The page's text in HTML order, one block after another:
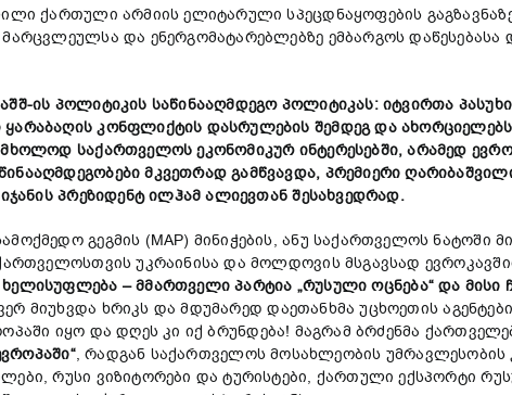
ქართული არმიის ელიტარული სპეცდნაყოფების
და ენერგომატარებლებზე ემბარგოს დაწესებასა
ის პოლიტიკის საწინააღმდეგო პოლიტიკას: იტვირთა
კონფლიქტის დასრულების შემდეგ და
საქართველოს ეკონომიკურ ინტერესებში, არამედ
მკვეთრად გამწვავდა, პრემიერი
პრეზიდენტ ილჰამ ალიევთან შესახვედრად.
გეგმის (MAP) მინიჭების, ანუ საქართველოს ნატოში
უკრაინისა და მოლდოვის მსგავსად
ხელისუფლება –მმართველიპარტია „რუსულიოცნება“და მისი
მიუხვდა ხრიკს და მდუმარედ დაეთანხმა უცხოეთის
იყო და დღეს კი იქ ბრუნდება! მაგრამ ბრძენმა
ში“, რადგან საქართველოს მოსახლეობის
რუსი ვიზიტორები და ტურისტები, ქართული ექსპორტი